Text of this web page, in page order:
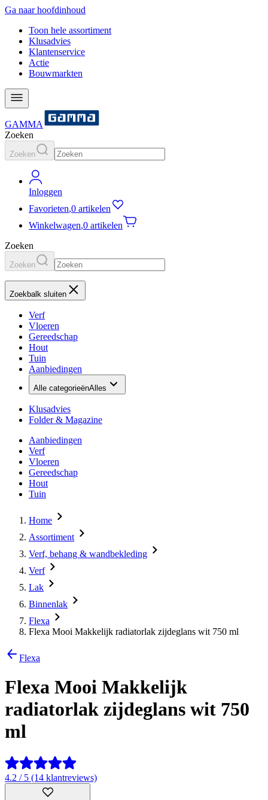
Ga naar hoofdinhoud
Toon hele assortiment
Klusadvies
Klantenservice
Actie
Bouwmarkten
GAMMA
Zoeken
Zoeken
Inloggen
Favorieten,0 artikelen
Winkelwagen,0 artikelen
Zoeken
Zoeken
Zoekbalk sluiten
Verf
Vloeren
Gereedschap
Hout
Tuin
Aanbiedingen
Alle categorieënAlles
Klusadvies
Folder & Magazine
Aanbiedingen
Verf
Vloeren
Gereedschap
Hout
Tuin
Home
Assortiment
Verf, behang & wandbekleding
Verf
Lak
Binnenlak
Flexa
Flexa Mooi Makkelijk radiatorlak zijdeglans wit 750 ml
Flexa
Flexa Mooi Makkelijk
radiatorlak zijdeglans wit 750
ml
4.2 / 5 (14 klantreviews)